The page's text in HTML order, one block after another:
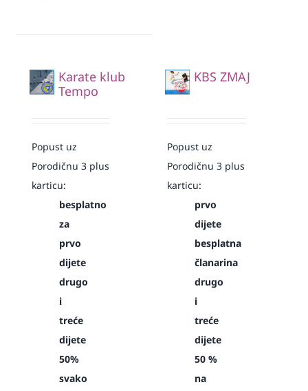
Karate klub
Tempo
Popust uz
Porodičnu 3 plus
karticu:
besplatno
za
prvo
dijete
drugo
i
treće
dijete
50%
svako
KBS ZMAJ
Popust uz
Porodičnu 3 plus
karticu:
prvo
dijete
besplatna
članarina
drugo
i
treće
dijete
50 %
na